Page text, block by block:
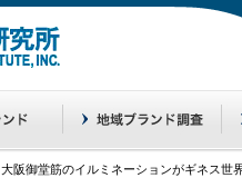
大阪御堂筋のイルミネーションがギネス世